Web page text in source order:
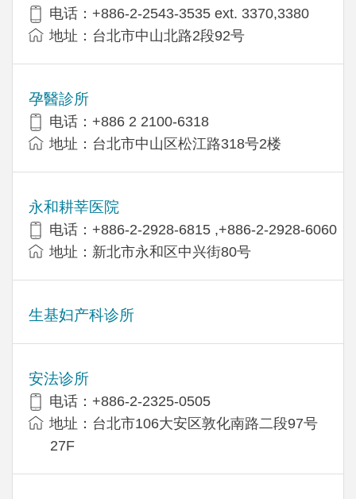
电话：+886-2-2543-3535 ext. 3370,3380
地址：台北市中山北路2段92号
孕醫診所
电话：+886 2 2100-6318
地址：台北市中山区松江路318号2楼
永和耕莘医院
电话：+886-2-2928-6815 ,+886-2-2928-6060
地址：新北市永和区中兴街80号
生基妇产科诊所
安法诊所
电话：+886-2-2325-0505
地址：台北市106大安区敦化南路二段97号
27F